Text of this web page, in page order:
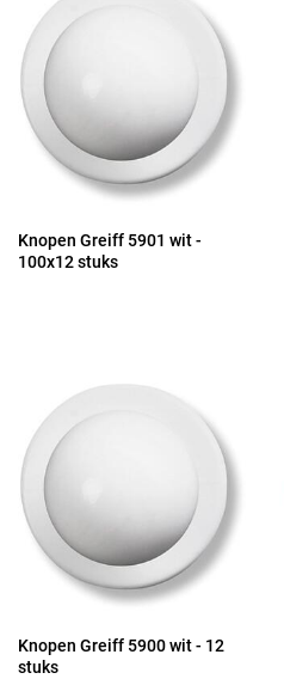
Knopen Greiff 5901 wit -
100x12 stuks
Knopen Greiff 5900 wit - 12
stuks